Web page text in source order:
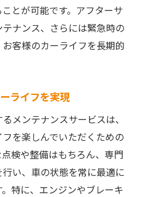
とが可能です。アフターサ
ナンス、さらには緊急時の
客様のカーライフを長期的
ライフを実現
メンテナンスサービスは、
を楽しんでいただくための
検や整備はもちろん、専門
い、車の状態を常に最適に
特に、エンジンやブレーキ